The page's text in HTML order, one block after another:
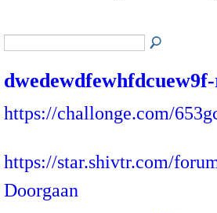
https://challonge.com/
https://star.shivtr.com/
Doorgaan